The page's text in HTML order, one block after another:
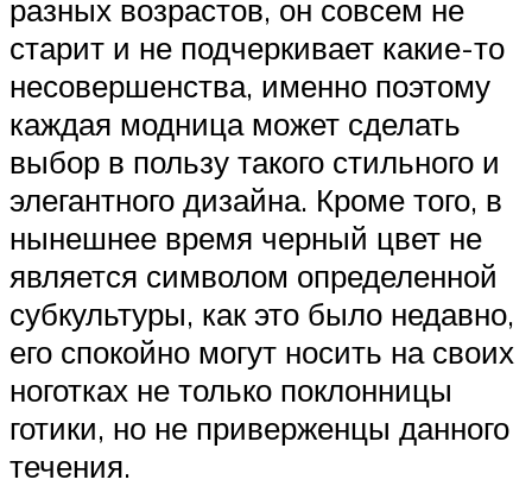
разных возрастов, он совсем не
старит и не подчеркивает какие-то
несовершенства, именно поэтому
каждая модница может сделать
выбор в пользу такого стильного и
элегантного дизайна. Кроме того, в
нынешнее время черный цвет не
является символом определенной
субкультуры, как это было недавно,
его спокойно могут носить на своих
ноготках не только поклонницы
готики, но не приверженцы данного
течения.